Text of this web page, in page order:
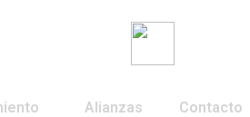
Alianzas Contacto